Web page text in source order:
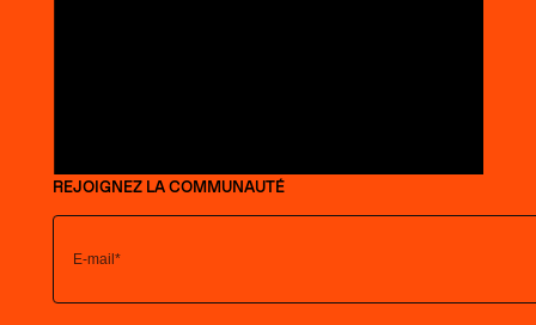
REJOIGNEZ LA COMMUNAUTÉ